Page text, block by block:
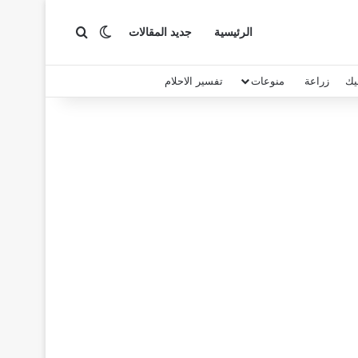
الرئيسية جديد المقالات الوضع المظلم
بحث عن
زراعة منوعات تفسير الاحلام